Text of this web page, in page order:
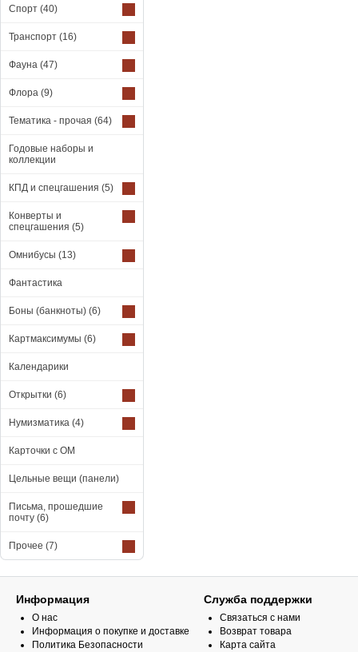
Спорт (40)
Транспорт (16)
Фауна (47)
Флора (9)
Тематика - прочая (64)
Годовые наборы и
коллекции
КПД и спецгашения (5)
Конверты и
спецгашения (5)
Омнибусы (13)
Фантастика
Боны (банкноты) (6)
Картмаксимумы (6)
Календарики
Открытки (6)
Нумизматика (4)
Карточки с ОМ
Цельные вещи (панели)
Письма, прошедшие
почту (6)
Прочее (7)
Информация
О нас
Информация о покупке и доставке
Политика Безопасности
Служба поддержки
Связаться с нами
Возврат товара
Карта сайта